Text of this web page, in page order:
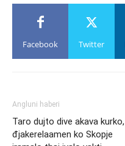
Facebook Twitter
Angluni haberi
Taro dujto dive akava kurko,
đjakerelaamen ko Skopje